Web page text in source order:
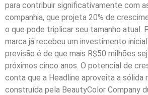
para contribuir significativamente com
companhia, que projeta 20% de
o que pode triplicar seu tamanho atual.
marca já recebeu um investimento
previsão é de que mais R$50 milhões
próximos cinco anos. O potencial de
conta que a Headline aproveita a sólida
construída pela BeautyColor Company